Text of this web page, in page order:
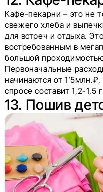
Кафе-пекарни – это не
свежего хлеба и
для встреч и отдыха.
востребованным в
большой
Первоначальные
начинаются от
спросе составит 1,2-1,5
13. Пошив